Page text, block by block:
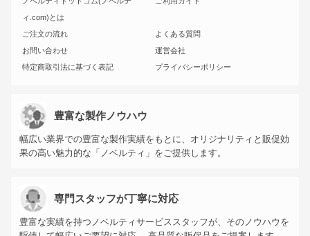
ィ.com)とは
ご注文の流れ
よくある質問
お問い合わせ
運営会社
特定商取引法に基づく表記
プライバシーポリシー
豊富な製作ノウハウ
幅広い業界での豊富な製作実績をもとに、オリジナリティと販促効
果の高い魅力的な「ノベルティ」をご提供します。
専門スタッフが丁寧に対応
豊富な実績を持つノベルティサービススタッフが、そのノウハウを